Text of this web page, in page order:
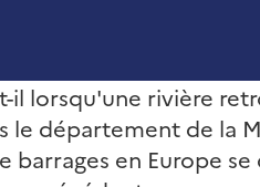
il lorsqu'une rivière
le département de la
barrages en Europe